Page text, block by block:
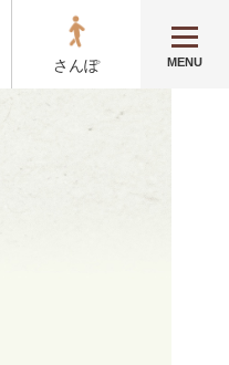
MENU
さんぽ